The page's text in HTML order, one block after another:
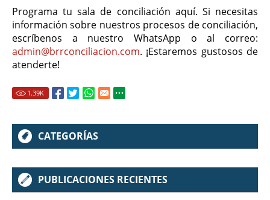
Programa tu sala de conciliación aquí. Si necesitas
información sobre nuestros procesos de conciliación,
escríbenos a nuestro WhatsApp o al correo:
admin@brrconciliacion.com. ¡Estaremos gustosos de
atenderte!
1.39K
CATEGORÍAS
PUBLICACIONES RECIENTES